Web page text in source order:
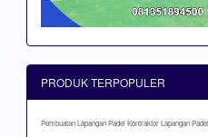
PRODUK TERPOPULER
Pembuatan Lapangan PadelKontraktor Lapangan Padel